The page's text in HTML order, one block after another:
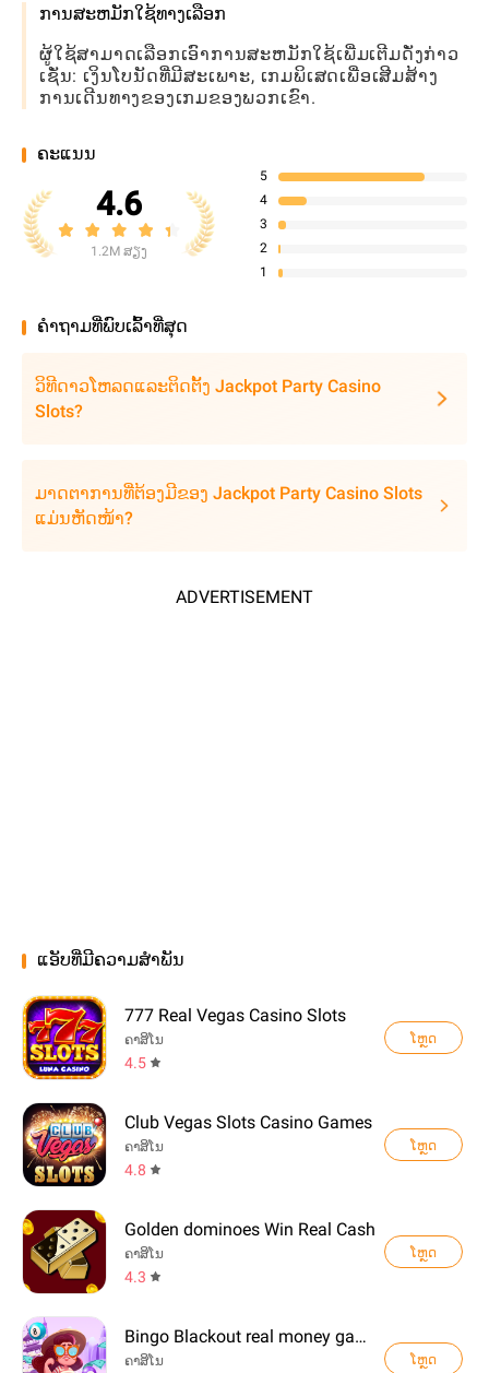
ການສະຫມັກໃຊ້ທາງເລືອກ
ຜູ້ໃຊ້ສາມາດເລືອກເອົາການສະຫມັກໃຊ້ເພີ່ມເຕີມດັ່ງກ່າວ
ເຊັ່ນ: ເງິນໂບນັດທີ່ມີສະເພາະ, ເກມພິເສດເພື່ອເສີມສ້າງ
ການເດີນທາງຂອງເກມຂອງພວກເຂົາ.
ຄະແນນ
4.6
1.2M ສຽງ
5
4
3
2
1
ຄໍາຖາມທີ່ພົບເລົ້າທີ່ສຸດ
ວິທີດາວໂຫລດແລະຕິດຕັ້ງ Jackpot Party Casino
Slots?
ມາດຕາການທີ່ຕ້ອງມີຂອງ Jackpot Party Casino Slots
ແມ່ນຫັດໜ້າ?
ADVERTISEMENT
ແອັບທີ່ມີຄວາມສຳພັນ
777 Real Vegas Casino Slots
ຄາສິໂນ
4.5
ໂຫຼດ
Club Vegas Slots Casino Games
ຄາສິໂນ
4.8
ໂຫຼດ
Golden dominoes Win Real Cash
ຄາສິໂນ
4.3
ໂຫຼດ
Bingo Blackout real money game
ຄາສິໂນ ໂຫຼດ